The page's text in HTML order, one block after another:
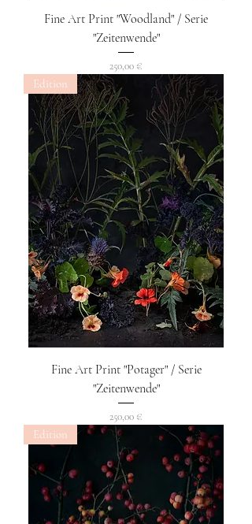
Fine Art Print "Woodland" / Serie
"Zeitenwende"
Preis
250,00 €
Edition
Fine Art Print "Potager" / Serie
"Zeitenwende"
Preis
250,00 €
Edition